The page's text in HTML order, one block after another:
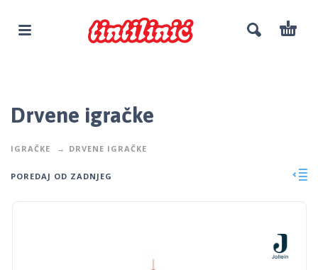
Drvene igračke
IGRAČKE DRVENE IGRAČKE
POREDAJ OD ZADNJEG